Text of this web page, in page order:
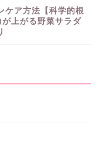
ケア方法【科学的根
上がる野菜サラダ